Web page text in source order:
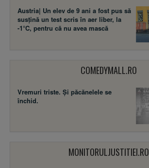
Austria| Un elev de 9 ani a fost pus să
susţină un test scris în aer liber, la
-1°C, pentru că nu avea mască
COMEDYMALL.RO
Vremuri triste. Şi păcănelele se
închid.
MONITORULJUSTITIEI.RO